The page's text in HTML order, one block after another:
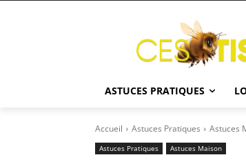
ASTUCES PRATIQUES
Accueil Astuces Pratiques Astuces
Astuces Pratiques Astuces Maison